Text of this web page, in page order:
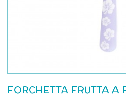
FORCHETTA FRUTTA